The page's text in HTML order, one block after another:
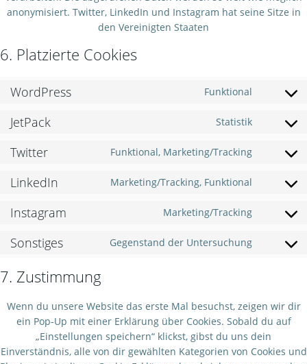
anonymisiert. Twitter, LinkedIn und Instagram hat seine Sitze in
den Vereinigten Staaten
6. Platzierte Cookies
WordPress Funktional
Consent
service
JetPack Statistik
Consent
service
Twitter Funktional, Marketing/Tracking
Consent
service
LinkedIn Marketing/Tracking, Funktional
Consent
service
Instagram Marketing/Tracking
Consent
service
Sonstiges Gegenstand der Untersuchung
Consent
7. Zustimmung
Wenn du unsere Website das erste Mal besuchst, zeigen wir dir
ein Pop-Up mit einer Erklärung über Cookies. Sobald du auf
„Einstellungen speichern“ klickst, gibst du uns dein
Einverständnis, alle von dir gewählten Kategorien von Cookies und